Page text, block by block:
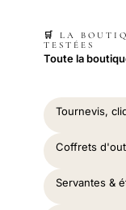
🛒 LA
TESTÉES
Toute la
Tournevis,
Coffrets
Servantes &